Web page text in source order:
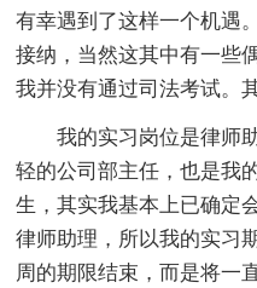
有幸遇到了这样一个机遇
接纳，当然这其中有一些
我并没有通过司法考试。
我的实习岗位是律师助
轻的公司部主任，也是我
生，其实我基本上已确定
律师助理，所以我的实习
周的期限结束，而是将一